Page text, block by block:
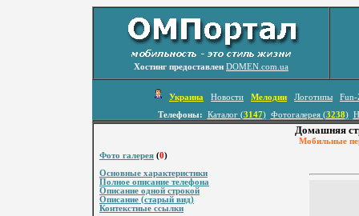
Хостинг предоставлен DOMEN.com.ua
Украина Новости Мелодии Логотипы
Fun-
Телефоны:
Каталог (3147) Фотогалерея (3238)
Домашняя
Мобильные
Фото галерея (0)
Основные характеристики
Полное описание телефона
Описание одной строкой
Описание (старый вид)
Контекстные ссылки